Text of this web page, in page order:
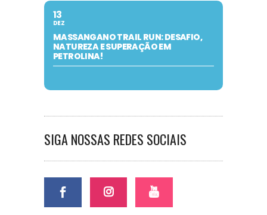
13
DEZ
MASSANGANO TRAIL RUN: DESAFIO,
NATUREZA E SUPERAÇÃO EM
PETROLINA!
SIGA NOSSAS REDES SOCIAIS